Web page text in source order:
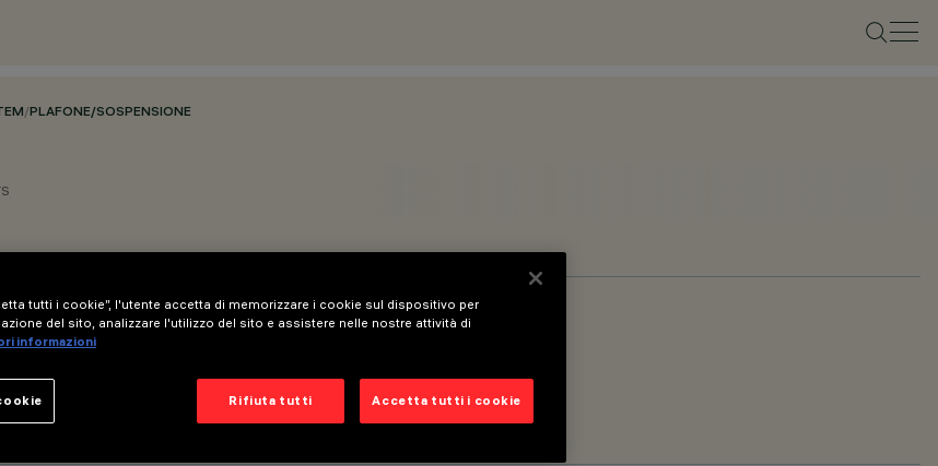
/PLAFONE/SOSPENSIONE
tutti i cookie”, l'utente accetta di memorizzare i cookie sul dispositivo per
del sito, analizzare l'utilizzo del sito e assistere nelle nostre attività di
informazioni
Rifiuta tutti Accetta tutti i cookie